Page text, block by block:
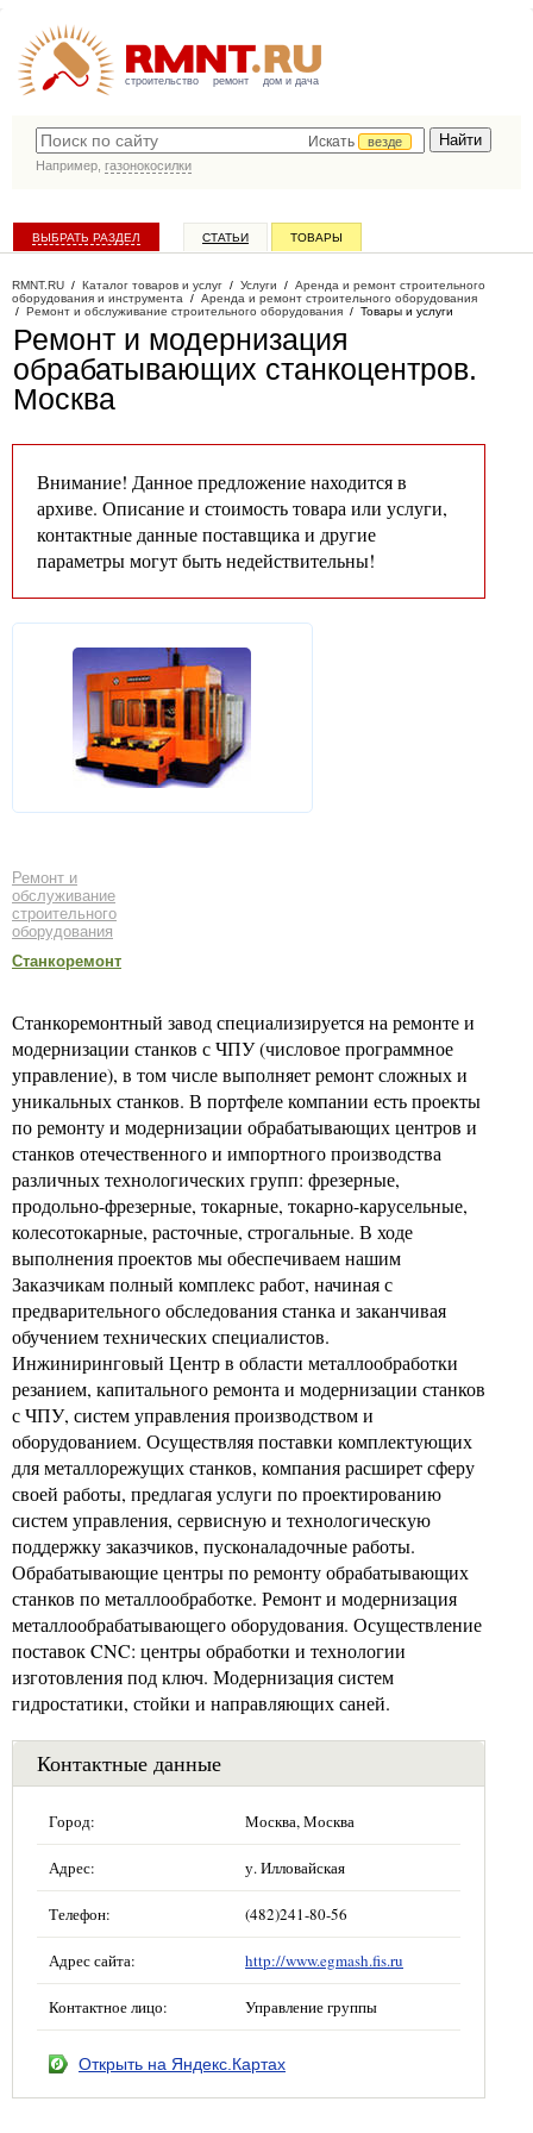
строительство ремонт дом и дача
Искать
везде
Например, газонокосилки
ВЫБРАТЬ РАЗДЕЛ СТАТЬИ ТОВАРЫ
RMNT.RU / Каталог товаров и услуг / Услуги / Аренда и ремонт строительного
оборудования и инструмента / Аренда и ремонт строительного оборудования
/ Ремонт и обслуживание строительного оборудования / Товары и услуги
Ремонт и модернизация
обрабатывающих станкоцентров.
Москва
Внимание! Данное предложение находится в
архиве. Описание и стоимость товара или услуги,
контактные данные поставщика и другие
параметры могут быть недействительны!
Ремонт и
обслуживание
строительного
оборудования
Станкоремонт
Станкоремонтный завод специализируется на ремонте и
модернизации станков с ЧПУ (числовое программное
управление), в том числе выполняет ремонт сложных и
уникальных станков. В портфеле компании есть проекты
по ремонту и модернизации обрабатывающих центров и
станков отечественного и импортного производства
различных технологических групп: фрезерные,
продольно-фрезерные, токарные, токарно-карусельные,
колесотокарные, расточные, строгальные. В ходе
выполнения проектов мы обеспечиваем нашим
Заказчикам полный комплекс работ, начиная с
предварительного обследования станка и заканчивая
обучением технических специалистов.
Инжиниринговый Центр в области металлообработки
резанием, капитального ремонта и модернизации станков
с ЧПУ, систем управления производством и
оборудованием. Осуществляя поставки комплектующих
для металлорежущих станков, компания расширет сферу
своей работы, предлагая услуги по проектированию
систем управления, сервисную и технологическую
поддержку заказчиков, пусконаладочные работы.
Обрабатывающие центры по ремонту обрабатывающих
станков по металлообработке. Ремонт и модернизация
металлообрабатывающего оборудования. Осуществление
поставок CNC: центры обработки и технологии
изготовления под ключ. Модернизация систем
гидростатики, стойки и направляющих саней.
Контактные данные
Город: Москва, Москва
Адрес: у. Илловайская
Телефон: (482)241-80-56
Адрес сайта: http://www.egmash.fis.ru
Контактное лицо: Управление группы
Открыть на Яндекс.Картах